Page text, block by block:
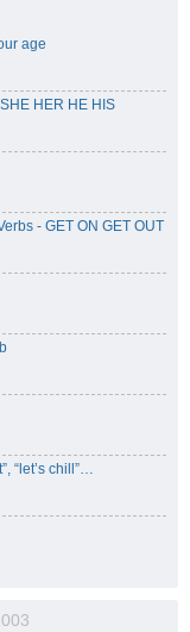
age
HER HE HIS
- GET ON GET OUT
“let’s chill”…